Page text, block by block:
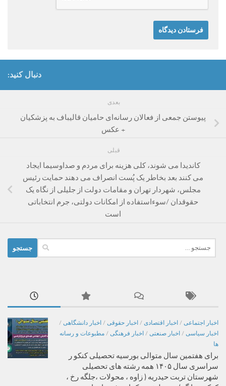
دنبال کنید:
بعدی
پیوستن جمعی از فعالان رسانه‌ای حامیان قالیباف به پزشکیان
+ عکس
قبلی
کاندیدا می شوند، کلی هزینه برای مردم و صداوسیما ایجاد
می کنند بعد بخاطر یک پُست انصراف می دهند حمایت رئیس
مجلس، شهردار تهران و مقامات دولت از جلیلی از نگاه یک
حقوقدان /سوءاستفاده از امکانات دولتی، جرم انتخاباتی
است
برای:
اخبار اجتماعی / اخبار اقتصادی / اخبار حقوقی / اخبار دانشگاهی /
اخبار سیاسی / اخبار صنعتی / اخبار فرهنگی / مطبوعات و رسانه
ها
برای هفتمین سال متوالی بورسیه تحصیلی کنکو ر
سراسری سال ۱۴۰۵ همه رشته های تحصیلی
شهرستان تربت حیدریه ( زاوه ، محولات ،جلگه رخ ،